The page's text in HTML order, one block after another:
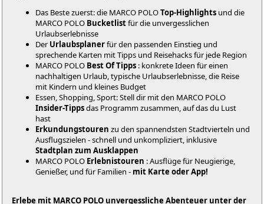
Das Beste zuerst: die MARCO POLOTop-Highlightsund die
MARCO POLO Bucketlistfür die unvergesslichen
Urlaubserlebnisse
DerUrlaubsplanerfür den passenden Einstieg und
sprechende Karten mit Tipps und Reisehacks für jede Region
MARCO POLO Best Of Tipps: konkrete Ideen für einen
nachhaltigen Urlaub, typische Urlaubserlebnisse, die Reise
mit Kindern und kleines Budget
Essen, Shopping, Sport: Stell dir mit den MARCO POLO
Insider-Tippsdas Programm zusammen, auf das du Lust
hast
Erkundungstouren zu den spannendsten Stadtvierteln und
Ausflugszielen - schnell und unkompliziert, inklusive
Stadtplan zum Ausklappen
MARCO POLO Erlebnistouren : Ausflüge für Neugierige,
Genießer, und für Familien - mit Karte oder App!
Erlebe mit MARCO POLO unvergessliche Abenteuer unter der